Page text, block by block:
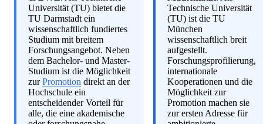
Universität (TU) bietet die
TU Darmstadt ein
wissenschaftlich fundiertes
Studium mit breitem
Forschungsangebot. Neben
dem Bachelor- und Master-
Studium ist die Möglichkeit
zurPromotion direkt an der
Hochschule ein
entscheidender Vorteil für
alle, die eine akademische
Technische Universität
(TU) ist die TU
München
wissenschaftlich breit
aufgestellt.
Forschungsprofilierung,
internationale
Kooperationen und die
Möglichkeit zur
Promotion machen sie
zur ersten Adresse für